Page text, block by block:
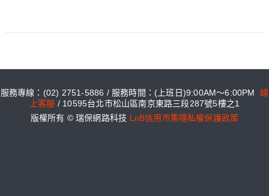
服務專線：(02) 2751-5886 / 服務時間：(上班日)9:00AM～6:00PM線
上客服 / 10595台北市松山區南京東路三段287號5樓之1
版權所有 © 瑞保網路科技 LnB信用市集隱私權保護政策